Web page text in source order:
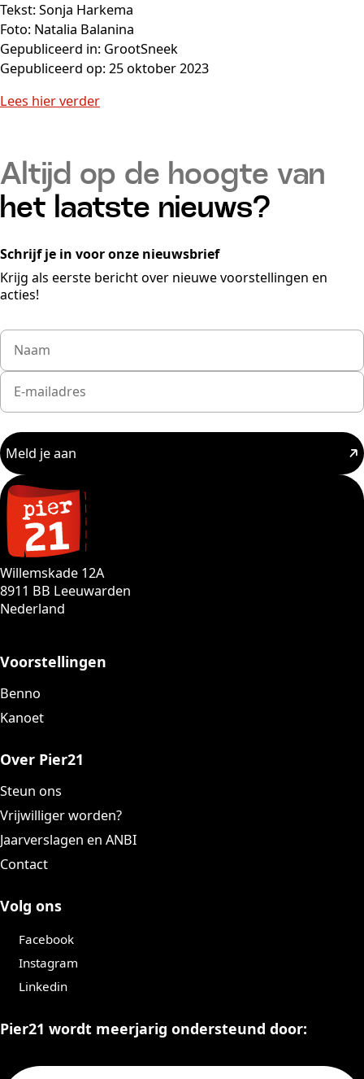
Tekst: Sonja Harkema
Foto: Natalia Balanina
Gepubliceerd in: GrootSneek
Gepubliceerd op: 25 oktober 2023
Lees hier verder
Altijd op de hoogte van
het laatste nieuws?
Schrijf je in voor onze nieuwsbrief
Krijg als eerste bericht over nieuwe voorstellingen en
acties!
Meld je aan
Willemskade 12A
8911 BB Leeuwarden
Nederland
Voorstellingen
Benno
Kanoet
Over Pier21
Steun ons
Vrijwilliger worden?
Jaarverslagen en ANBI
Contact
Volg ons
Facebook
Instagram
Linkedin
Pier21 wordt meerjarig ondersteund door: